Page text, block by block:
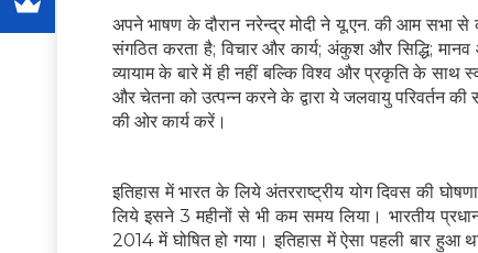
अपने भाषण के दौरान नरेन्द्र मोदी ने यू.एन. की आम सभा से
संगठित करता है; विचार और कार्य; अंकुश और सिद्धि;
व्यायाम के बारे में ही नहीं बल्कि विश्व और प्रकृति के
और चेतना को उत्पन्न करने के द्वारा ये जलवायु परिवर्तन
की ओर कार्य करें।
इतिहास में भारत के लिये अंतरराष्ट्रीय योग दिवस की
लिये इसने 3 महीनों से भी कम समय लिया। भारतीय
2014 में घोषित हो गया। इतिहास में ऐसा पहली बार